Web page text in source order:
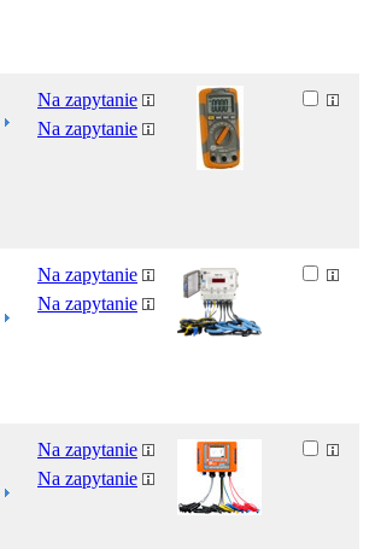
Na zapytanie
Na zapytanie
Na zapytanie
Na zapytanie
Na zapytanie
Na zapytanie